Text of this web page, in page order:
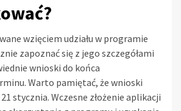
wzięciem udziału w programie
zapoznać się z jego szczegółami
wnioski do końca
Warto pamiętać, że wnioski
stycznia. Wczesne złożenie aplikacji